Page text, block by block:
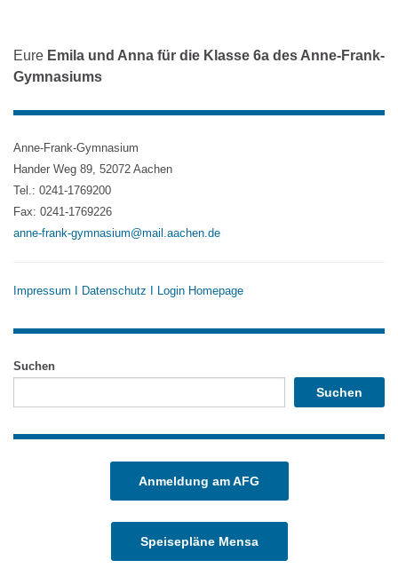
Eure Emila und Anna für die Klasse 6a des Anne-Frank-
Gymnasiums
Anne-Frank-Gymnasium
Hander Weg 89, 52072 Aachen
Tel.: 0241-1769200
Fax: 0241-1769226
anne-frank-gymnasium@mail.aachen.de
Impressum Datenschutz Login Homepage
Suchen
Suchen
Anmeldung am AFG
Speisepläne Mensa